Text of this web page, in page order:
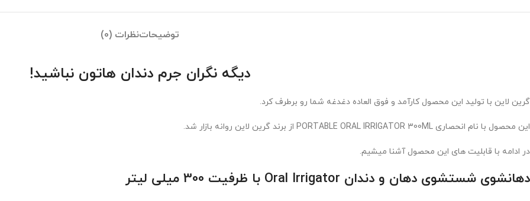
توضیحاتنظرات (0)
دیگه نگران جرم دندان هاتون نباشید!
گرین لاین با تولید این محصول کارآمد و فوق العاده دغدغه شما رو برطرف کرد.
این محصول با نام انحصاری PORTABLE ORAL IRRIGATOR 300ML از برند گرین لاین روانه بازار شد.
در ادامه با قابلیت های این محصول آشنا میشیم.
دهانشوی شستشوی دهان و دندان Oral Irrigator با ظرفیت 300 میلی لیتر